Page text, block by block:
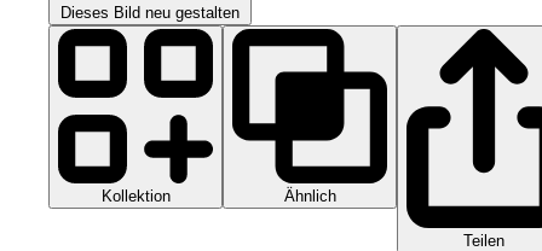
Dieses Bild neu gestalten
Kollektion Ähnlich
Teilen